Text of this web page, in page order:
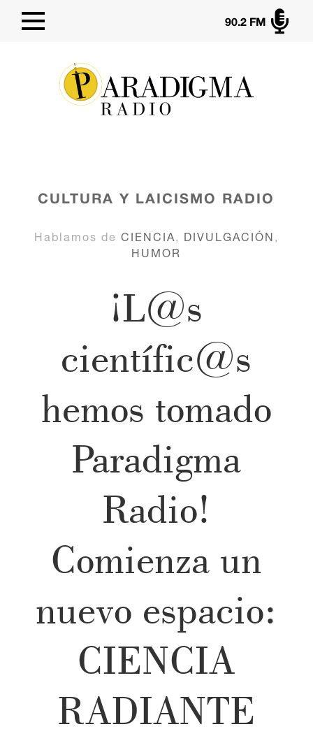

90.2 FM
CULTURA Y LAICISMO RADIO
Hablamos de CIENCIA, DIVULGACIÓN ,
HUMOR
¡L@s
científic@s
hemos tomado
Paradigma
Radio!
Comienza un
nuevo espacio:
CIENCIA
RADIANTE